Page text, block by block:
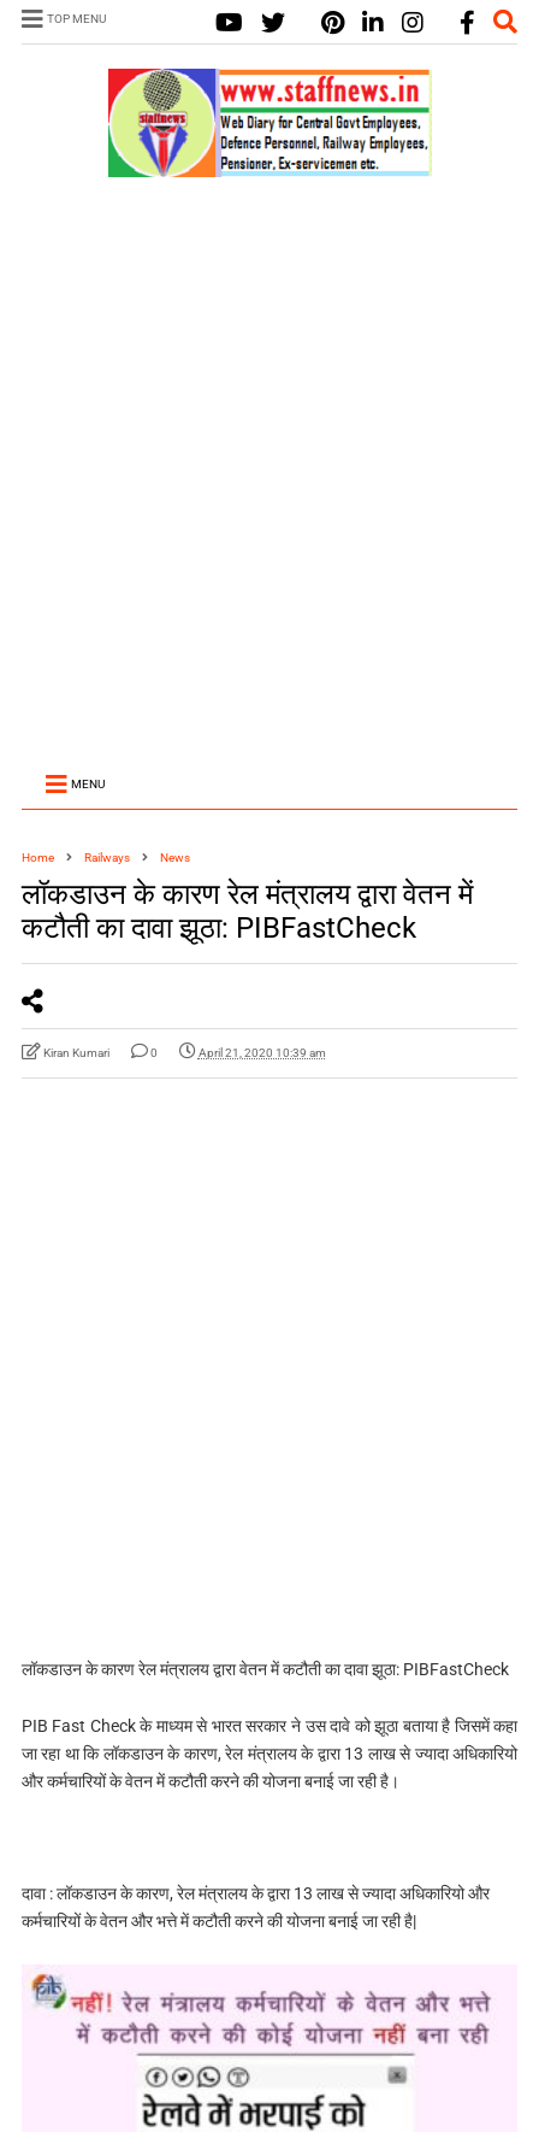
TOP MENU
MENU
Home Railways News
लॉकडाउन के कारण रेल मंत्रालय द्वारा वेतन में
कटौती का दावा झूठा: PIBFastCheck
Kiran Kumari 0 April 21, 2020 10:39 am
लॉकडाउन के कारण रेल मंत्रालय द्वारा वेतन में कटौती का दावा झूठा: PIBFastCheck
PIB Fast Check के माध्‍यम से भारत सरकार ने उस दावे को झूठा बताया है जिसमें कहा
जा रहा था किलॉकडाउन के कारण, रेल मंत्रालय के द्वारा 13 लाख से ज्यादा अधिकारियो
और कर्मचारियों के वेतन में कटौती करने की योजना बनाई जा रही है।
दावा : लॉकडाउन के कारण, रेल मंत्रालय के द्वारा 13 लाख से ज्यादा अधिकारियो और
कर्मचारियों के वेतन और भत्ते में कटौती करने की योजना बनाई जा रही है|